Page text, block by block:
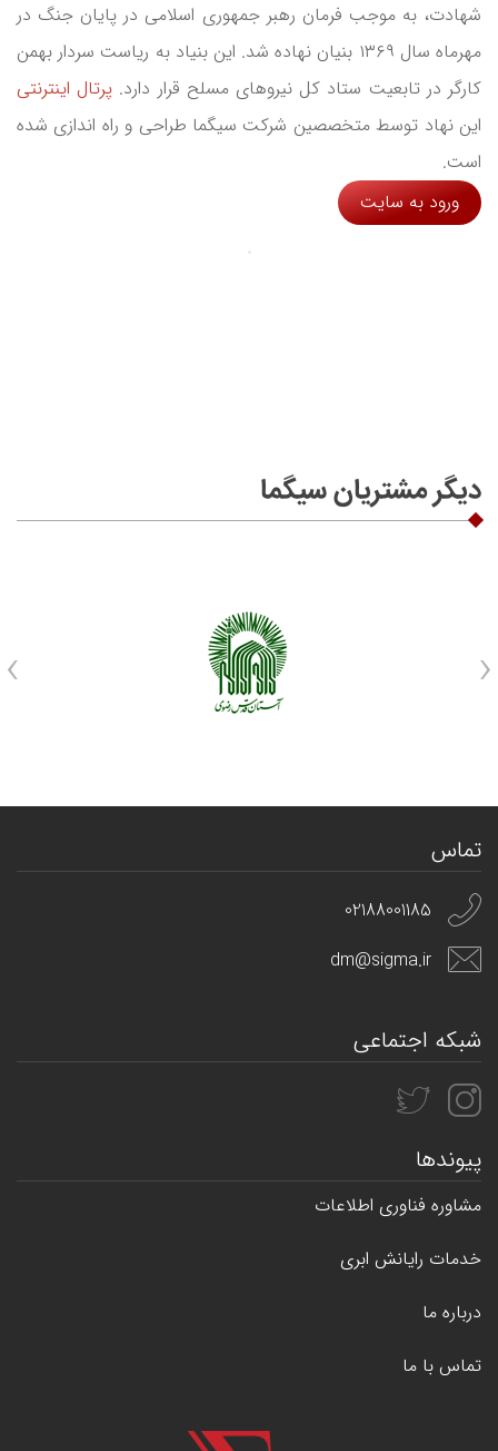
شهادت، به موجب فرمان رهبر جمهوری اسلامی در پایان جنگ در
مهرماه سال ۱۳۶۹ بنیان نهاده شد. این بنیاد به ریاست سردار بهمن
کارگر در تابعیت ستاد کل نیروهای مسلح قرار دارد. پرتال اینترنتی
این نهاد توسط متخصصین شرکت سیگما طراحی و راه اندازی شده
است.
ورود به سایت
دیگر مشتریان سیگما
‹
›
تماس
02188001185
dm@sigma.ir
شبکه اجتماعی
پیوندها
مشاوره فناوری اطلاعات
خدمات رایانش ابری
درباره ما
تماس با ما